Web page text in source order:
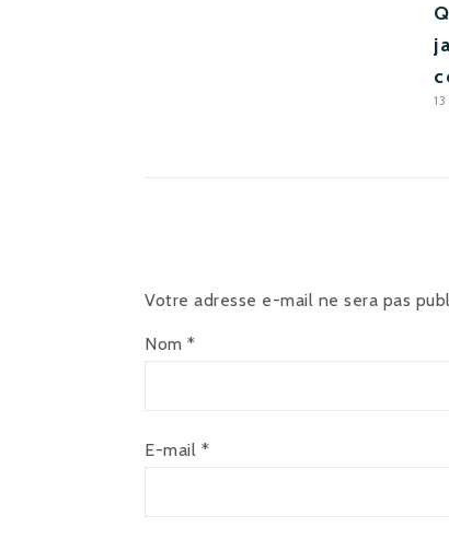
Votre adresse e-mail ne sera pas
Nom *
E-mail *